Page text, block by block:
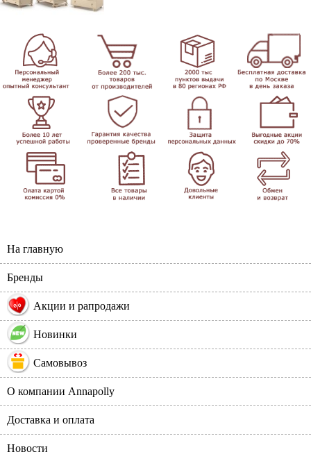
На главную
Бренды
% Акции и рапродажи
Новинки
Самовывоз
О компании Annapolly
Доставка и оплата
Новости